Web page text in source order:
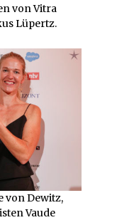
von Vitra
Lüpertz.
von Dewitz,
Vaude